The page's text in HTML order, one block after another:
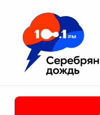
Москва 100.1 FM
Апатиты